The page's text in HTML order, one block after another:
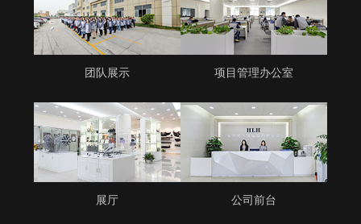
团队展示 项目管理办公室
展厅 公司前台